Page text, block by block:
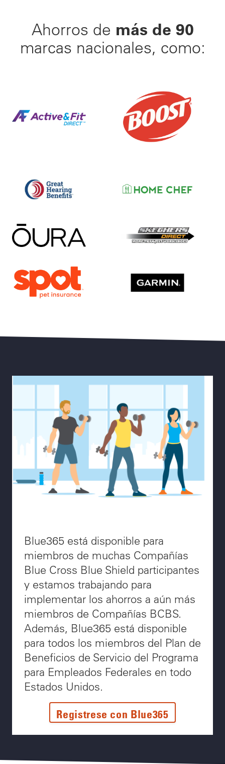
Ahorros de más de 90
marcas nacionales, como:
Haz tu movimiento™ hacia una vida más
Blue365 está disponible para
miembros de muchas Compañías
Blue Cross Blue Shield participantes
y estamos trabajando para
implementar los ahorros a aún más
miembros de Compañías BCBS.
Además, Blue365 está disponible
para todos los miembros del Plan de
Beneficios de Servicio del Programa
para Empleados Federales en todo
Estados Unidos.
Registrese con Blue365